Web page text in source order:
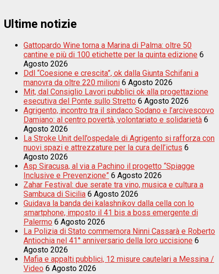
articoli
Ultime notizie
Gattopardo Wine torna a Marina di Palma: oltre 50
cantine e più di 100 etichette per la quinta edizione 6
Agosto 2026
Ddl “Coesione e crescita”, ok dalla Giunta Schifani a
manovra da oltre 220 milioni 6 Agosto 2026
Mit, dal Consiglio Lavori pubblici ok alla progettazione
esecutiva del Ponte sullo Stretto 6 Agosto 2026
Agrigento, incontro tra il sindaco Sodano e l’arcivescovo
Damiano: al centro povertà, volontariato e solidarietà 6
Agosto 2026
La Stroke Unit dell’ospedale di Agrigento si rafforza con
nuovi spazi e attrezzature per la cura dell’ictus 6
Agosto 2026
Asp Siracusa, al via a Pachino il progetto “Spiagge
Inclusive e Prevenzione” 6 Agosto 2026
Zahar Festival: due serate tra vino, musica e cultura a
Sambuca di Sicilia 6 Agosto 2026
Guidava la banda dei kalashnikov dalla cella con lo
smartphone, imposto il 41 bis a boss emergente di
Palermo 6 Agosto 2026
La Polizia di Stato commemora Ninni Cassarà e Roberto
Antiochia nel 41° anniversario della loro uccisione 6
Agosto 2026
Mafia e appalti pubblici, 12 misure cautelari a Messina /
Video 6 Agosto 2026